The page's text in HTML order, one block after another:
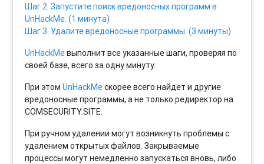
Шаг 2. Запустите поиск вредоносных программ в
UnHackMe. (1 минута)
Шаг 3. Удалите вредоносные программы. (3 минуты)
UnHackMeвыполнит все указанные шаги, проверяя по
своей базе, всего за одну минуту.
При этомUnHackMeскорее всего найдет и другие
вредоносные программы, а не только редиректор на
COMSECURITY.SITE.
При ручном удалении могут возникнуть проблемы с
удалением открытых файлов. Закрываемые
процессы могут немедленно запускаться вновь, либо